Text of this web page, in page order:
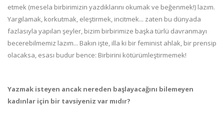
etmek (mesela birbirimizin yazdıklarını okumak ve beğenmek!) lazım.
Yargılamak, korkutmak, eleştirmek, incitmek... zaten bu dünyada
fazlasıyla yapılan şeyler, bizim birbirimize başka türlü davranmayı
becerebilmemiz lazım... Bakın işte, illa ki bir feminist ahlak, bir prensip
olacaksa, esası budur bence: Birbirini kötürümleştirmemek!
Yazmak isteyen ancak nereden başlayacağını bilemeyen
kadınlar için bir tavsiyeniz var mıdır?